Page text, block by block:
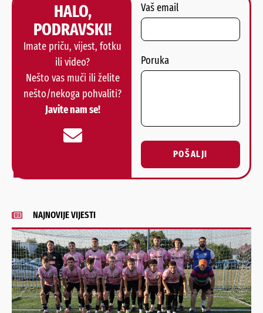
HALO,
PODRAVSKI!
Imate priču, vijest, fotku
ili video?
Nešto vas muči ili želite
nešto/nekoga pohvaliti?
Javite nam se!
Vaš email
Poruka
POŠALJI
Alternative:
NAJNOVIJE VIJESTI